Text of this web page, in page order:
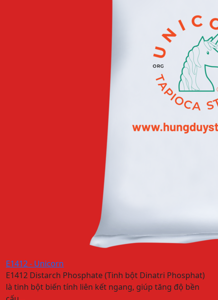
E1412 - Unicorn
E1412 Distarch Phosphate (Tinh bột Dinatri Phosphat)
là tinh bột biến tính liên kết ngang, giúp tăng độ bền